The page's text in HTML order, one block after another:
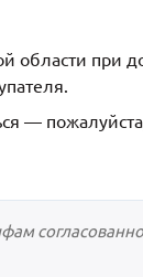
при
—